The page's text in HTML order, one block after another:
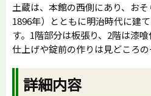
土蔵は、本館の西側にあり、おそ
1896年）とともに明治時代に建
す。1階部分は板張り、2階は漆
仕上げや錠前の作りは見どころの
詳細内容